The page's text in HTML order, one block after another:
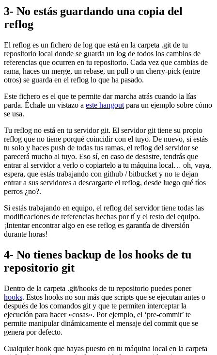
3- No estás guardando una copia del
reflog
El reflog es un fichero de log que está en la carpeta .git de tu
repositorio local donde se guarda un log de todos los cambios de
referencias que ocurren en tu repositorio. Cada vez que cambias de
rama, haces un merge, un rebase, un pull o un cherry-pick (entre
otros) se guarda en el reflog lo que ha pasado.
Este fichero es el que te permite dar marcha atrás cuando la lías
parda. Échale un vistazo a este hangout para un ejemplo sobre cómo
se usa.
Tu reflog no está en tu servidor git. El servidor git tiene su propio
reflog que no tiene porqué coincidir con el tuyo. De nuevo, si estás
tu solo y haces push de todas tus ramas, el reflog del servidor se
parecerá mucho al tuyo. Eso sí, en caso de desastre, tendrás que
entrar al servidor a verlo o copiartelo a tu máquina local… oh, vaya,
espera, que estás trabajando con github / bitbucket y no te dejan
entrar a sus servidores a descargarte el reflog, desde luego qué tíos
perros ¿no?.
Si estás trabajando en equipo, el reflog del servidor tiene todas las
modificaciones de referencias hechas por tí y el resto del equipo.
¡Intentar encontrar algo en ese reflog es garantía de diversión
durante horas!
4- No tienes backup de los hooks de tu
repositorio git
Dentro de la carpeta .git/hooks de tu repositorio puedes poner
hooks. Estos hooks no son más que scripts que se ejecutan antes o
después de los comandos git y que te permiten interceptar la
ejecución para hacer «cosas». Por ejemplo, el ‘pre-commit’ te
permite manipular dinámicamente el mensaje del commit que se
genera por defecto.
Cualquier hook que hayas puesto en tu máquina local en la carpeta